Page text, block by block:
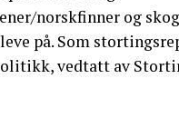
norskfinner og
på. Som
vedtatt av